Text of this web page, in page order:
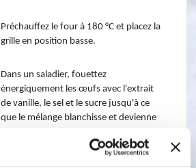
Préchauffez le four à 180 °C et placez la
grille en position basse.
Dans un saladier, fouettez
énergiquement les œufs avec l'extrait
de vanille, le sel et le sucre jusqu'à ce
que le mélange blanchisse et devienne